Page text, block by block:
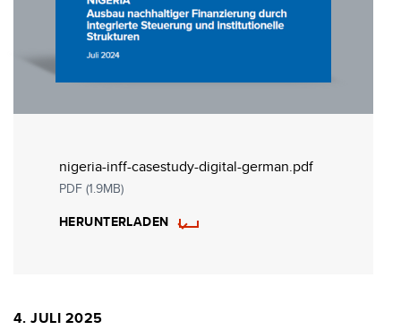
nigeria-inff-casestudy-digital-german.pdf
PDF (1.9MB)
HERUNTERLADEN
4. JULI 2025